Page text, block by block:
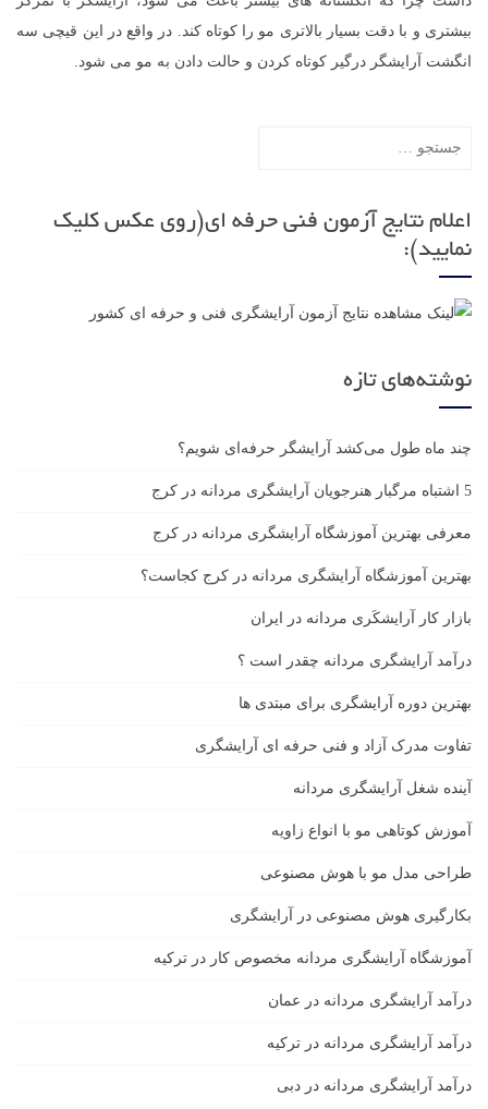
بیشتری و با دقت بسیار بالاتری مو را کوتاه کند. در واقع در این قیچی سه
انگشت آرایشگر درگیر کوتاه کردن و حالت دادن به مو می شود.
اعلام نتایج آزمون فنی حرفه ای(روی عکس کلیک
نمایید):
نوشته‌های تازه
چند ماه طول می‌کشد آرایشگر حرفه‌ای شویم؟
5 اشتباه مرگبار هنرجویان آرایشگری مردانه در کرج
معرفی بهترین آموزشگاه آرایشگری مردانه در کرج
بهترین آموزشگاه آرایشگری مردانه در کرج کجاست؟
بازار كار آرايشكَرى مردانه در ايران
درآمد آرایشگری مردانه چقدر است ؟
بهترین دوره آرایشگری برای مبتدی ها
تفاوت مدرک آزاد و فنی حرفه ای آرایشگری
آینده شغل آرایشگری مردانه
آموزش کوتاهی مو با انواع زاویه
طراحی مدل مو با هوش مصنوعی
بکارگیری هوش مصنوعی در آرایشگری
آموزشگاه آرایشگری مردانه مخصوص کار در ترکیه
درآمد آرایشگری مردانه در عمان
درآمد آرایشگری مردانه در ترکیه
درآمد آرایشگری مردانه در دبی